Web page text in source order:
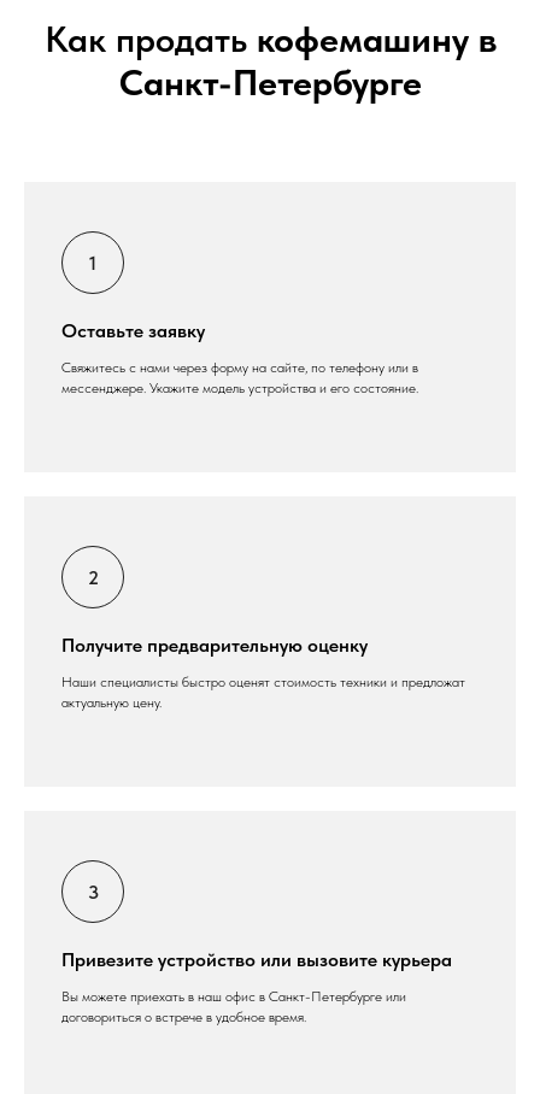
Как продать кофемашину в
Санкт-Петербурге
Оставьте заявку
Свяжитесь с нами через форму на сайте, по телефону или в
мессенджере. Укажите модель устройства и его состояние.
Получите предварительную оценку
Наши специалисты быстро оценят стоимость техники и предложат
актуальную цену.
Привезите устройство или вызовите курьера
Вы можете приехать в наш офис в Санкт-Петербурге или
договориться о встрече в удобное время.